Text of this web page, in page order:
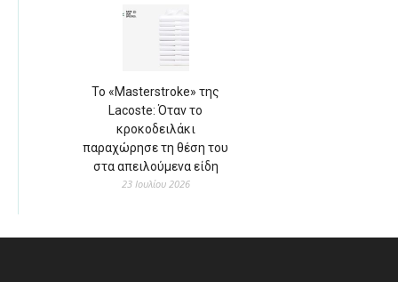
Το «Masterstroke» της
Lacoste: Όταν το
κροκοδειλάκι
παραχώρησε τη θέση του
στα απειλούμενα είδη
23 Ιουλίου 2026